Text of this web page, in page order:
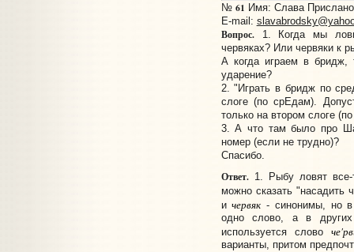
№ 61 Имя: Слава
E-mail:
Вопрос.1. Когда мы
червяках? Или червяки к
А когда играем в бридж,
ударение?
2. "Играть в бридж по
слоге (по срЕдам).
только на втором слоге
3. А что там было про
номер (если не трудно)?
Спасибо.
Ответ.1. Рыбу ловят все-
можно сказать
ичервяк - синонимы, но в
одно слово, а в
используется слово
варианты, притом